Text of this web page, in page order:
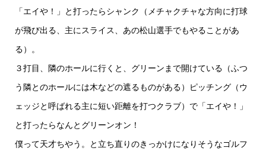
「エイや！」と打ったらシャンク（メチャクチャな方向に打球
が飛び出る、主にスライス、あの松山選手でもやることがあ
る）。
３打目、隣のホールに行くと、グリーンまで開けている（ふつ
う隣とのホールには木などの遮るものがある）ピッチング（ウ
ェッジと呼ばれる主に短い距離を打つクラブ）で「エイや！」
と打ったらなんとグリーンオン！
僕って天才ちやう。と立ち直りのきっかけになりそうなゴルフ